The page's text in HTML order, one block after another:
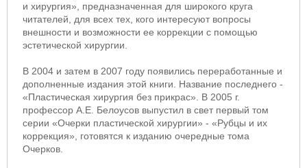
и хирургия», предназначенная для широкого круга
читателей, для всех тех, кого интересуют вопросы
внешности и возможности ее коррекции с помощью
эстетической хирургии.
В 2004 и затем в 2007 году появились переработанные и
дополненные издания этой книги. Название последнего -
«Пластическая хирургия без прикрас». В 2005 г.
профессор А.Е. Белоусов выпустил в свет первый том
серии «Очерки пластической хирургии» - «Рубцы и их
коррекция», готовятся к изданию очередные тома
Очерков.